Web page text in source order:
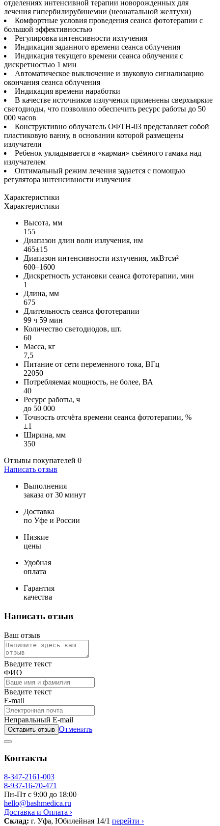
отделениях интенсивной терапии новорожденных для
лечения гипербилирубинемии (неонатальной желтухи)
Комфортные условия проведения сеанса фототерапии с
большой эффективностью
Регулировка интенсивности излучения
Индикация заданного времени сеанса облучения
Индикация текущего времени сеанса облучения с
дискретностью 1 мин
Автоматическое выключение и звуковую сигнализацию
окончания сеанса облучения
Индикация времени наработки
В качестве источников излучения применены сверхъяркие
светодиоды, что позволило обеспечить ресурс работы до 50
000 часов
Конструктивно облучатель ОФТН-03 представляет собой
пластиковую ванну, в основании которой размещены
излучатели
Ребенок укладывается в «карман» съёмного гамака над
излучателем
Оптимальный режим лечения задается с помощью
регулятора интенсивности излучения
Характеристики
Характеристики
Высота, мм
155
Диапазон длин волн излучения, нм
465±15
Диапазон интенсивности излучения, мкВтсм²
600–1600
Дискретность установки сеанса фототерапии, мин
1
Длина, мм
675
Длительность сеанса фототерапии
99 ч 59 мин
Количество светодиодов, шт.
60
Масса, кг
7,5
Питание от сети переменного тока, ВГц
22050
Потребляемая мощность, не более, ВА
40
Ресурс работы, ч
до 50 000
Точность отсчёта времени сеанса фототерапии, %
±1
Ширина, мм
350
Отзывы покупателей 0
Написать отзыв
Выполнения
заказа от 30 минут
Доставка
по Уфе и России
Низкие
цены
Удобная
оплата
Гарантия
качества
Написать отзыв
Ваш отзыв
Введите текст
ФИО
Введите текст
E-mail
Неправльный E-mail
Оставить отзыв Отменить
Контакты
8-347-2161-003
8-937-16-70-471
Пн-Пт с 9:00 до 18:00
hello@bashmedica.ru
Доставка и Оплата ›
Склад: г. Уфа, Юбилейная 14/1 перейти ›